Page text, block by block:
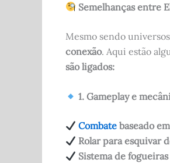
Semelhanças entre
Mesmo sendo
conexão. Aqui estão
são ligados:
1. Gameplay e
Combate baseado
Rolar para esquivar
Sistema de